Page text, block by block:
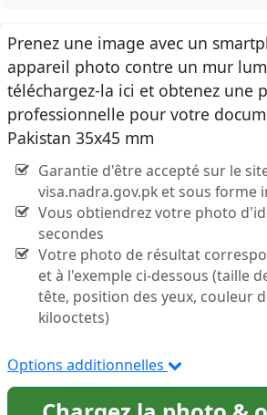
Prenez une image avec un
appareil photo contre un mur
téléchargez-la ici et obtenez une
professionnelle pour votre
Pakistan 35x45 mm
Garantie d'être accepté sur le
visa.nadra.gov.pk et sous forme
Vous obtiendrez votre photo
secondes
Votre photo de résultat
et à l'exemple ci-dessous (taille
tête, position des yeux, couleur
kilooctets)
Options additionnelles